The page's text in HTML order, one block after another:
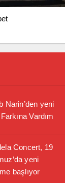
Narin’den yeni
Vardım
Concert, 19
yeni
başlıyor